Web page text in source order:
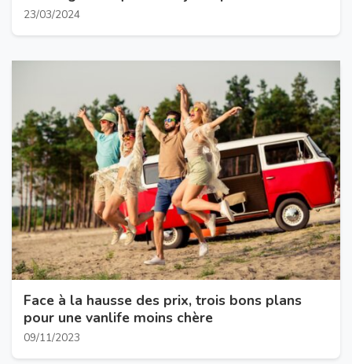
23/03/2024
Face à la hausse des prix, trois bons plans
pour une vanlife moins chère
09/11/2023